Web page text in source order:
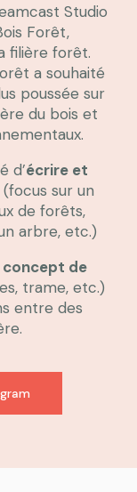
Studio
Forêt,
filière forêt.
a souhaité
poussée sur
du bois et
d’écrire et
(focus sur un
de forêts,
arbre, etc.)
concept de
trame, etc.)
entre des